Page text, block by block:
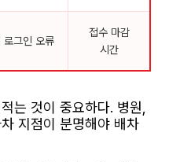
로그인 오류
접수 마감
시간
는 것이 중요하다. 병원,
지점이 분명해야 배차